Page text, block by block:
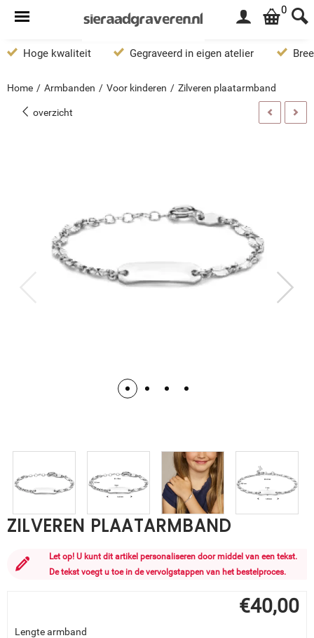
0
Hoge kwaliteit Gegraveerd in eigen atelier
Home / Armbanden / Voor kinderen / Zilveren plaatarmband
overzicht
ZILVEREN PLAATARMBAND
Let op! U kunt dit artikel personaliseren door middel van een tekst.
De tekst voegt u toe in de vervolgstappen van het bestelproces.
€40,00
Lengte armband